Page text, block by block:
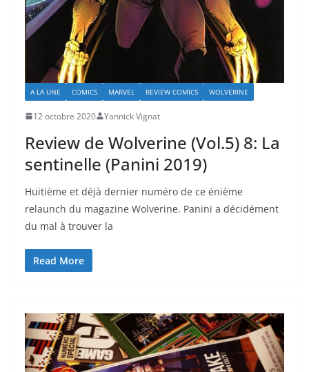
A LA UNE COMICS MARVEL REVIEW COMICS WOLVERINE
12 octobre 2020 Yannick Vignat
Review de Wolverine (Vol.5) 8: La
sentinelle (Panini 2019)
Huitième et déjà dernier numéro de ce énième
relaunch du magazine Wolverine. Panini a décidément
du mal à trouver la
Read More